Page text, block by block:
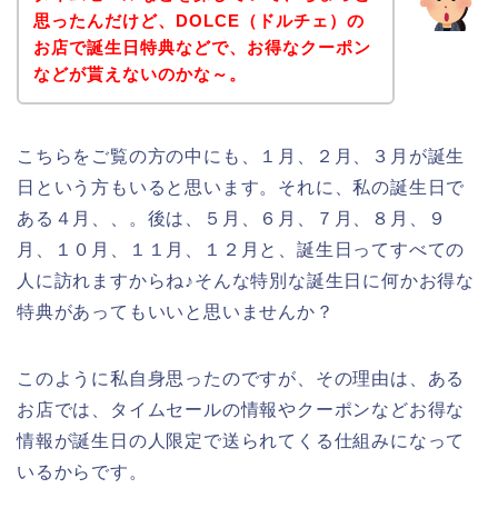
思ったんだけど、DOLCE（ドルチェ）の
お店で誕生日特典などで、お得なクーポン
などが貰えないのかな～。
こちらをご覧の方の中にも、１月、２月、３月が誕生
日という方もいると思います。それに、私の誕生日で
ある４月、、。後は、５月、６月、７月、８月、９
月、１０月、１１月、１２月と、誕生日ってすべての
人に訪れますからね♪そんな特別な誕生日に何かお得な
特典があってもいいと思いませんか？
このように私自身思ったのですが、その理由は、ある
お店では、タイムセールの情報やクーポンなどお得な
情報が誕生日の人限定で送られてくる仕組みになって
いるからです。